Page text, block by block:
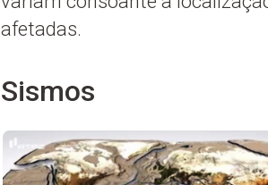
afetadas.
Sismos